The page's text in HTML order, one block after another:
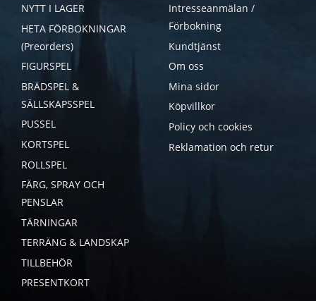
NYTT I LAGER
HETA FÖRBOKNINGAR
(Preorders)
FIGURSPEL
BRÄDSPEL &
SÄLLSKAPSSPEL
PUSSEL
KORTSPEL
ROLLSPEL
FÄRG, SPRAY OCH
PENSLAR
TÄRNINGAR
TERRÄNG & LANDSKAP
TILLBEHÖR
PRESENTKORT
Intresseanmälan /
Förbokning
Kundtjänst
Om oss
Mina sidor
Köpvillkor
Policy och cookies
Reklamation och retur